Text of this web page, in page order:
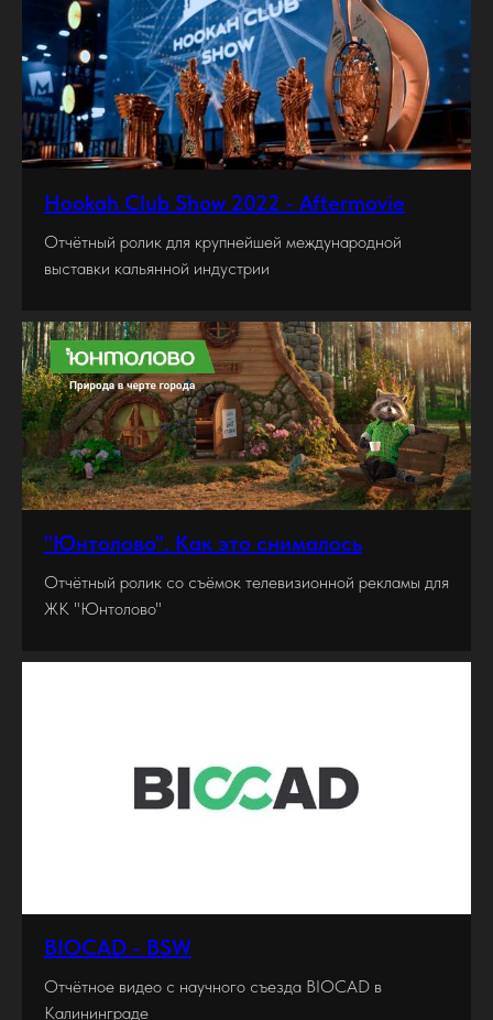
Hookah Club Show 2022 - Aftermovie
Отчётный ролик для крупнейшей международной
выставки кальянной индустрии
"Юнтолово". Как это снималось
Отчётный ролик со съёмок телевизионной рекламы для
ЖК "Юнтолово"
BIOCAD - BSW
Отчётное видео c научного съезда BIOCAD в
Калининграде